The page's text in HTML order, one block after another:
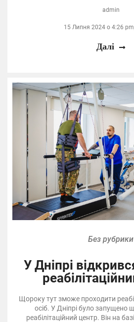
admin
15 Липня 2024 о 4:26
Далі
Без рубрики
У Дніпрі
Щороку тут зможе проходити
осіб. У Дніпрі було запущено
реабілітаційний центр. Він на